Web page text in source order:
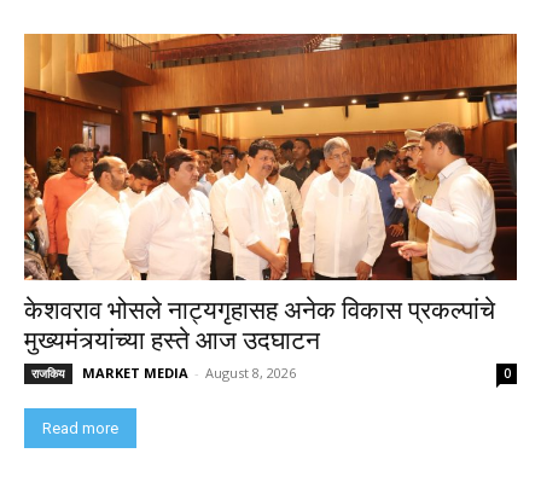
केशवराव भोसले नाट्यगृहासह अनेक विकास प्रकल्पांचे
मुख्यमंत्र्यांच्या हस्ते आज उदघाटन
राजकिय MARKET MEDIA - August 8, 2026 0
Read more